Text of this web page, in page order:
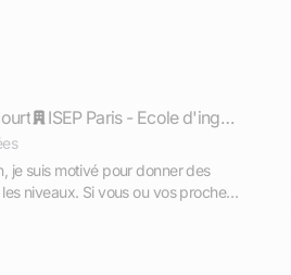
ISEP Paris - Ecole d'ingénieurs du numérique
je suis motivé pour donner des
niveaux. Si vous ou vos proches
conversations en anglais au sein
à me contacter.